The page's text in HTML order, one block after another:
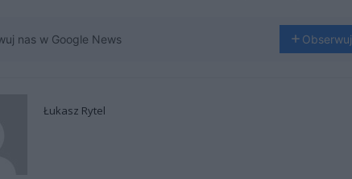
nas w Google News Obserwuj
Łukasz Rytel